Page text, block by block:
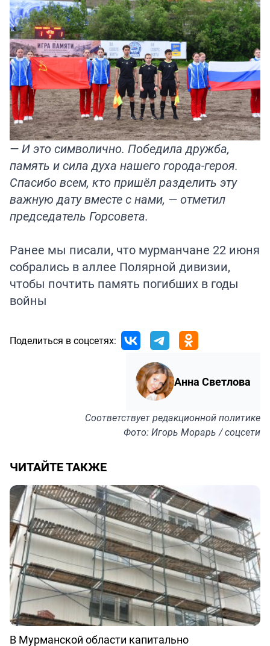
— И это символично. Победила дружба,
память и сила духа нашего города-героя.
Спасибо всем, кто пришёл разделить эту
важную дату вместе с нами, — отметил
председатель Горсовета.
Ранее мы писали, что мурманчане 22 июня
собрались в аллее Полярной дивизии,
чтобы почтить память погибших в годы
войны
Поделиться в соцсетях:
Анна Светлова
Соответствуетредакционной политике
Фото: Игорь Морарь / соцсети
ЧИТАЙТЕ ТАКЖЕ
В Мурманской области капитально